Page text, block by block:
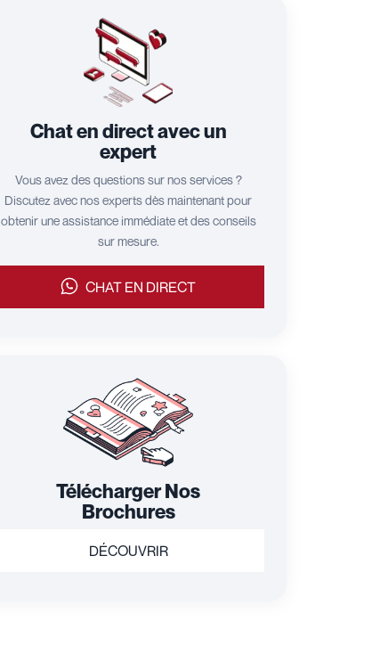
Chat en direct avec un
expert
Vous avez des questions sur nos services ?
Discutez avec nos experts dès maintenant pour
obtenir une assistance immédiate et des conseils
sur mesure.
CHAT EN DIRECT
Télécharger Nos
Brochures
DÉCOUVRIR